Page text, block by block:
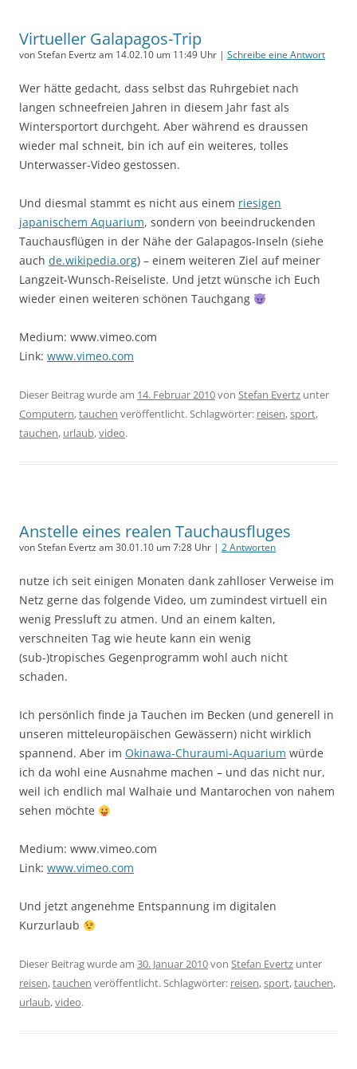
Virtueller Galapagos-Trip
von Stefan Evertz am 14.02.10 um 11:49 Uhr | Schreibe eine Antwort
Wer hätte gedacht, dass selbst das Ruhrgebiet nach
langen schneefreien Jahren in diesem Jahr fast als
Wintersportort durchgeht. Aber während es draussen
wieder mal schneit, bin ich auf ein weiteres, tolles
Unterwasser-Video gestossen.
Und diesmal stammt es nicht aus einem riesigen
japanischem Aquarium, sondern von beeindruckenden
Tauchausflügen in der Nähe der Galapagos-Inseln (siehe
auch de.wikipedia.org) – einem weiteren Ziel auf meiner
Langzeit-Wunsch-Reiseliste. Und jetzt wünsche ich Euch
wieder einen weiteren schönen Tauchgang
Medium: www.vimeo.com
Link: www.vimeo.com
Dieser Beitrag wurde am 14. Februar 2010von Stefan Evertz unter
Computern,tauchen veröffentlicht. Schlagwörter: reisen,sport,
tauchen, urlaub,video.
Anstelle eines realen Tauchausfluges
von Stefan Evertz am 30.01.10 um 7:28 Uhr | 2 Antworten
nutze ich seit einigen Monaten dank zahlloser Verweise im
Netz gerne das folgende Video, um zumindest virtuell ein
wenig Pressluft zu atmen. Und an einem kalten,
verschneiten Tag wie heute kann ein wenig
(sub-)tropisches Gegenprogramm wohl auch nicht
schaden.
Ich persönlich finde ja Tauchen im Becken (und generell in
unseren mitteleuropäischen Gewässern) nicht wirklich
spannend. Aber im Okinawa-Churaumi-Aquarium würde
ich da wohl eine Ausnahme machen – und das nicht nur,
weil ich endlich mal Walhaie und Mantarochen von nahem
sehen möchte
Medium: www.vimeo.com
Link: www.vimeo.com
Und jetzt angenehme Entspannung im digitalen
Kurzurlaub
Dieser Beitrag wurde am 30. Januar 2010von Stefan Evertz unter
reisen,tauchen veröffentlicht. Schlagwörter: reisen,sport,tauchen,
urlaub,video.